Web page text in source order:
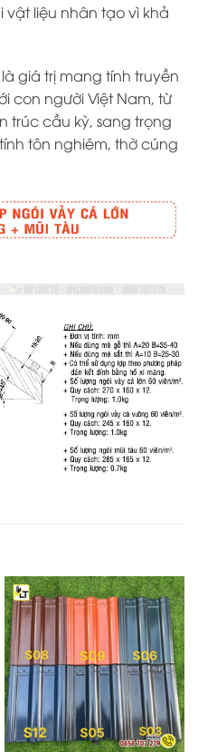
vật liệu nhân tạo vì khả
là giá trị mang tính truyền
con người Việt Nam, từ
trúc cầu kỳ, sang trọng
tôn nghiêm, thờ cúng